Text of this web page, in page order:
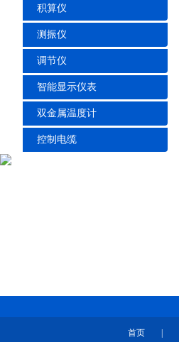
积算仪
测振仪
调节仪
智能显示仪表
双金属温度计
控制电缆
首页